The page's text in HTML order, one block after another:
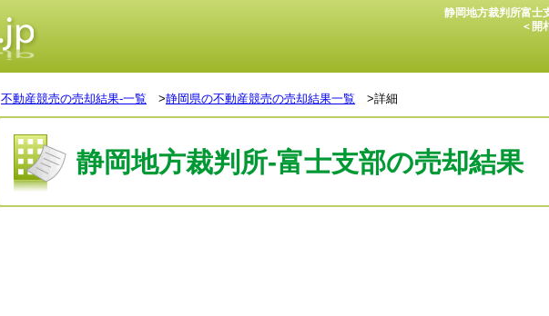
静岡地方裁判所富士
＜開
不動産競売の売却結果-一覧 >静岡県の不動産競売の売却結果一覧 >詳細
静岡地方裁判所-富士支部の売却結果